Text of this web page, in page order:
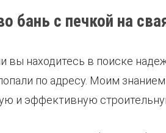
бань с печкой на
вы находитесь в поиске
по адресу. Моим
и эффективную